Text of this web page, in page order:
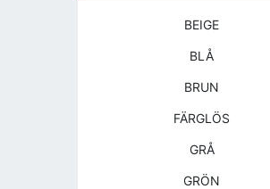
BEIGE
BLÅ
BRUN
FÄRGLÖS
GRÅ
GRÖN